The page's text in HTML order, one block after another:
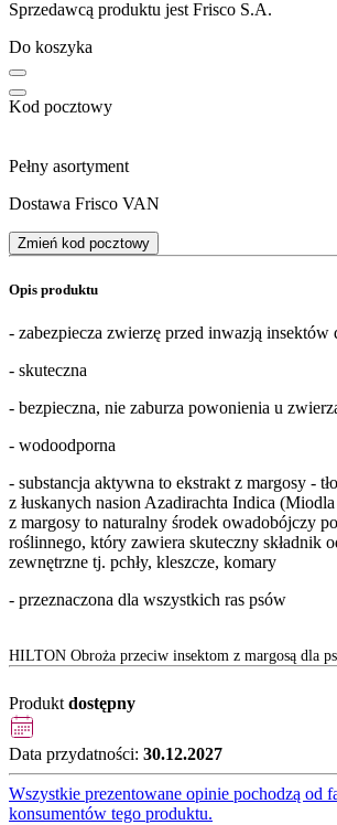
Sprzedawcą produktu jest Frisco S.A.
Do koszyka
Kod pocztowy
Pełny asortyment
Dostawa Frisco VAN
Zmień kod pocztowy
Opis produktu
- zabezpiecza zwierzę przed inwazją insektów
- skuteczna
- bezpieczna, nie zaburza powonienia u
- wodoodporna
- substancja aktywna to ekstrakt z margosy -
z łuskanych nasion Azadirachta Indica
z margosy to naturalny środek owadobójczy
roślinnego, który zawiera skuteczny składnik
zewnętrzne tj. pchły, kleszcze, komary
- przeznaczona dla wszystkich ras psów
HILTON Obroża przeciw insektom z margosą dla
Produkt dostępny
Data przydatności: 30.12.2027
Wszystkie prezentowane opinie pochodzą od
konsumentów tego produktu.